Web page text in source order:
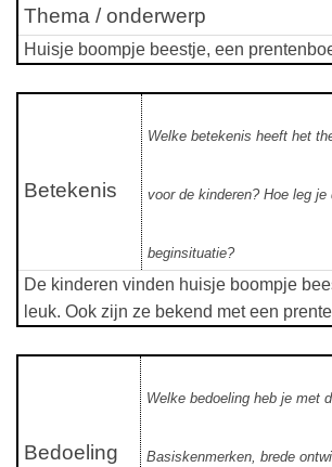
Thema / onderwerp
Huisje boompje beestje, een
Betekenis
Welke betekenis heeft het
voor de kinderen? Hoe leg
beginsituatie?
De kinderen vinden huisje boompje
leuk. Ook zijn ze bekend met een
Bedoeling
Welke bedoeling heb je met
Basiskenmerken, brede